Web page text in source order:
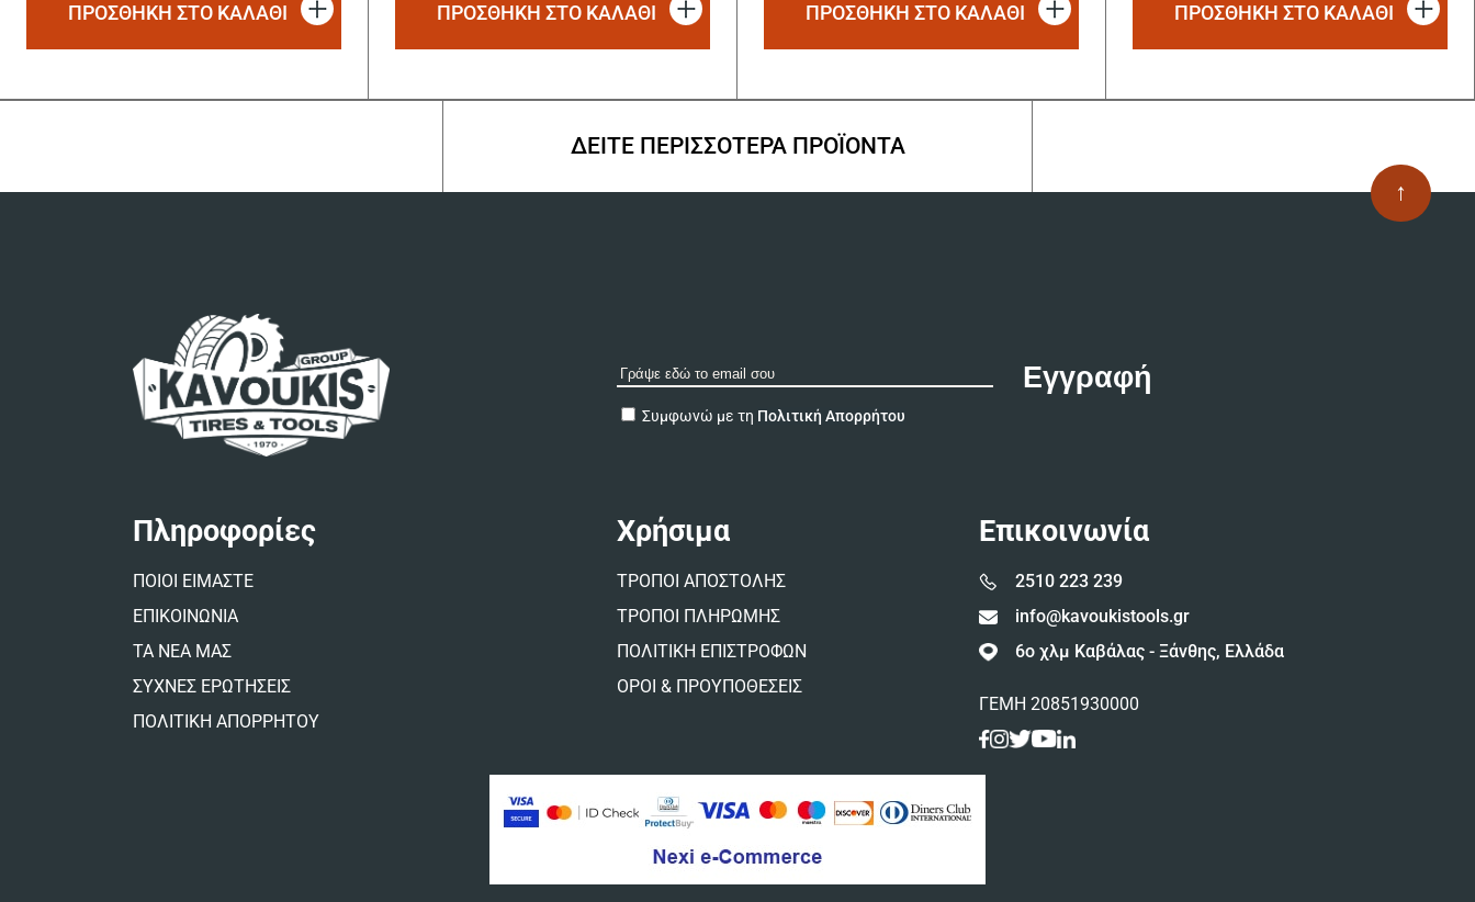
ΠΡΟΣΘΗΚΗ ΣΤΟ ΚΑΛΑΘΙ ΠΡΟΣΘΗΚΗ ΣΤΟ ΚΑΛΑΘΙ ΠΡΟΣΘΗΚΗ ΣΤΟ ΚΑΛΑΘΙ ΠΡΟΣΘΗΚΗ ΣΤΟ ΚΑΛΑΘΙ
ΔΕΙΤΕ ΠΕΡΙΣΣΟΤΕΡΑ ΠΡΟΪΟΝΤΑ
↑
Συμφωνώ με τη Πολιτική Απορρήτου
Πληροφορίες
ΠΟΙΟΙ ΕΙΜΑΣΤΕ
ΕΠΙΚΟΙΝΩΝΙΑ
ΤΑ ΝΕΑ ΜΑΣ
ΣΥΧΝΕΣ ΕΡΩΤΗΣΕΙΣ
ΠΟΛΙΤΙΚΗ ΑΠΟΡΡΗΤΟΥ
Χρήσιμα
ΤΡΟΠΟΙ ΑΠΟΣΤΟΛΗΣ
ΤΡΟΠΟΙ ΠΛΗΡΩΜΗΣ
ΠΟΛΙΤΙΚΗ ΕΠΙΣΤΡΟΦΩΝ
ΟΡΟΙ & ΠΡΟΥΠΟΘΕΣΕΙΣ
Επικοινωνία
2510 223 239
info@kavoukistools.gr
6ο χλμ Καβάλας - Ξάνθης, Ελλάδα
ΓΕΜΗ 20851930000